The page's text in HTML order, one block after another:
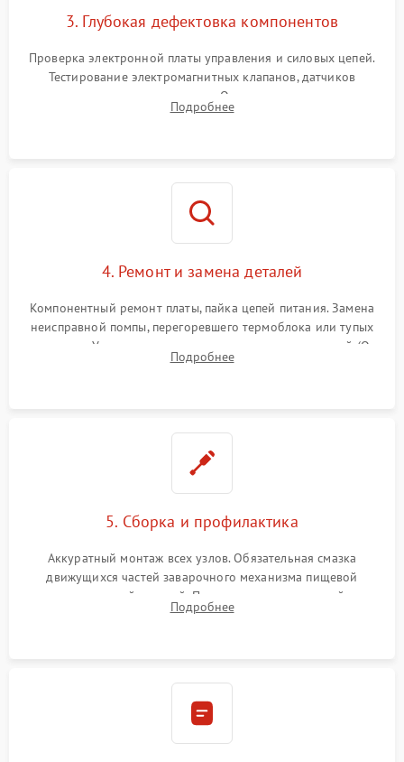
3. Глубокая дефектовка компонентов
Проверка электронной платы управления и силовых цепей.
Тестирование электромагнитных клапанов, датчиков
температуры и расходомера. Оценка степени износа
жерновов кофемолки, уплотнительных колец гидросистемы
Подробнее
4. Ремонт и замена деталей
Компонентный ремонт платы, пайка цепей питания. Замена
неисправной помпы, перегоревшего термоблока или тупых
жерновов. Установка новых силиконовых уплотнителей (O-
ring) и тефлоновых трубок для надежного устранения
Подробнее
5. Сборка и профилактика
Аккуратный монтаж всех узлов. Обязательная смазка
движущихся частей заварочного механизма пищевой
силиконовой смазкой. Проведение программной
декальцинации и очистки системы от кофейных масел.
Подробнее